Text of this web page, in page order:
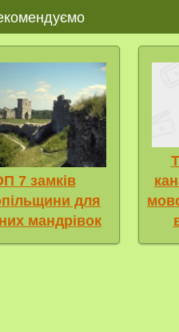
7 замків
для
мандрівок